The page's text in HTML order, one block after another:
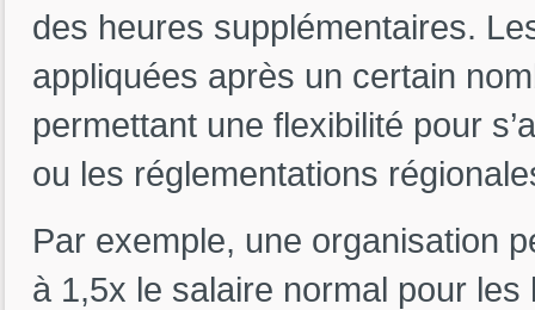
des heures supplémentaires.
appliquées après un certain
permettant une flexibilité pour
ou les réglementations
Par exemple, une organisation
à 1,5x le salaire normal pour